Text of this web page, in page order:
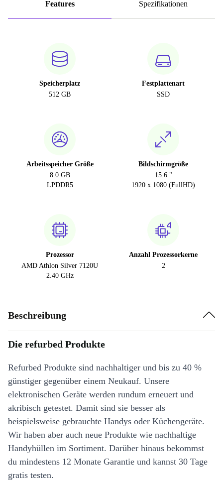
Features Spezifikationen
Speicherplatz
512 GB
Festplattenart
SSD
Arbeitsspeicher Größe
8.0 GB
LPDDR5
Bildschirmgröße
15.6 "
1920 x 1080 (FullHD)
Prozessor
AMD Athlon Silver 7120U
2.40 GHz
Anzahl Prozessorkerne
2
Beschreibung
Die refurbed Produkte
Refurbed Produkte sind nachhaltiger und bis zu 40 %
günstiger gegenüber einem Neukauf. Unsere
elektronischen Geräte werden rundum erneuert und
akribisch getestet. Damit sind sie besser als
beispielsweise gebrauchte Handys oder Küchengeräte.
Wir haben aber auch neue Produkte wie nachhaltige
Handyhüllen im Sortiment. Darüber hinaus bekommst
du mindestens 12 Monate Garantie und kannst 30 Tage
gratis testen.